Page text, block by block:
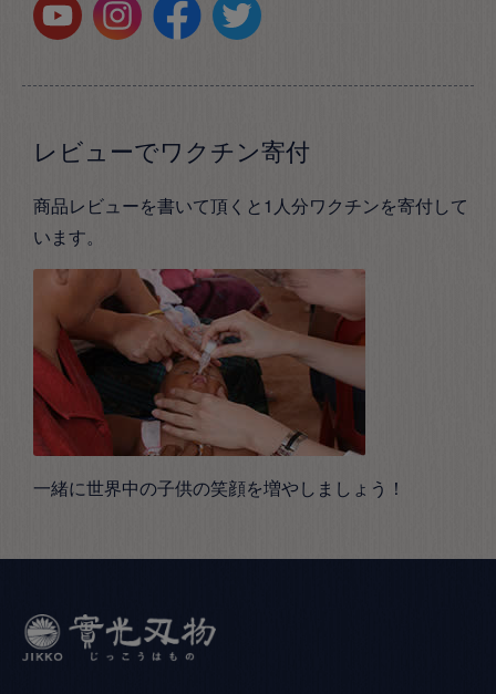
レビューでワクチン寄付
商品レビューを書いて頂くと1人分ワクチンを寄付して
います。
一緒に世界中の子供の笑顔を増やしましょう！